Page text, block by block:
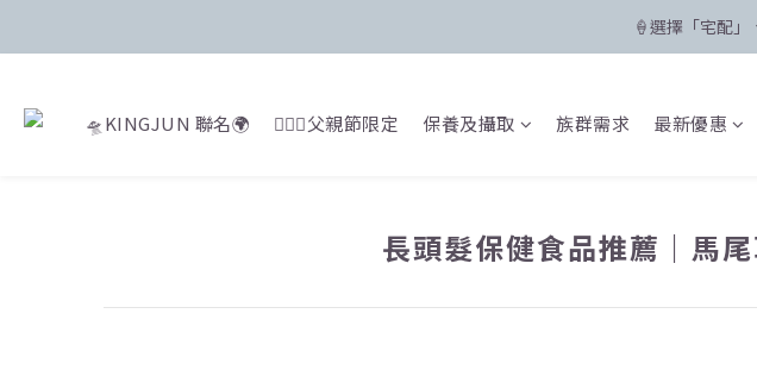
🛸 聯名限定
🍦選擇「宅配
🛸KINGJUN 聯名🌍 🙍🏻‍♂️父親節限定 保養及攝取 族群需求 最新優惠
長頭髮保健食品推薦｜馬